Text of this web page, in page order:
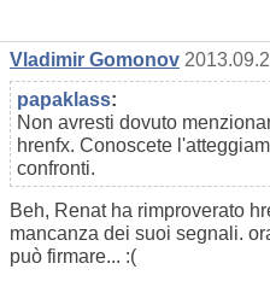
Vladimir Gomonov
papaklass:
Non avresti dovuto
hrenfx. Conoscete
confronti.
Beh, Renat ha rimproverato
mancanza dei suoi segnali.
può firmare... :(